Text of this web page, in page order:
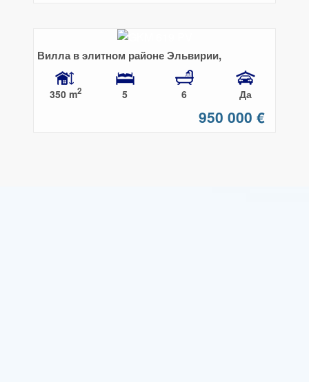
Вилла в элитном районе Эльвирии,
Марбелья
350 m2 5 6 Да
950 000 €